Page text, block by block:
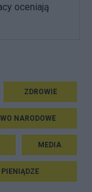
oceniają
ZDROWIE
NARODOWE
MEDIA
PIENIĄDZE